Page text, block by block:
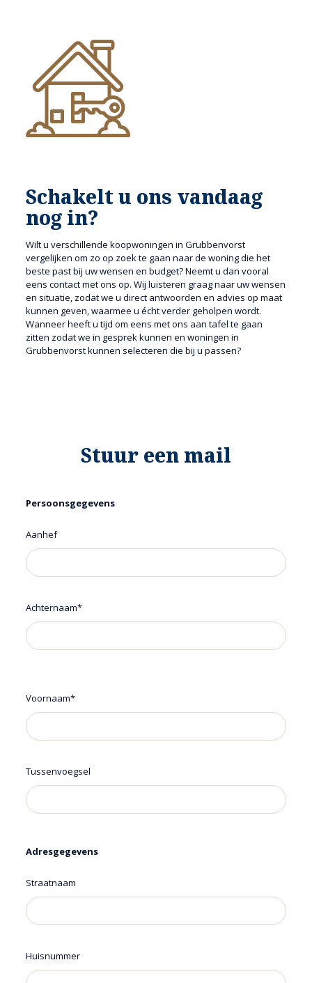
Schakelt u ons vandaag
nog in?
Wilt u verschillende koopwoningen in Grubbenvorst
vergelijken om zo op zoek te gaan naar de woning die het
beste past bij uw wensen en budget? Neemt u dan vooral
eens contact met ons op. Wij luisteren graag naar uw wensen
en situatie, zodat we u direct antwoorden en advies op maat
kunnen geven, waarmee u écht verder geholpen wordt.
Wanneer heeft u tijd om eens met ons aan tafel te gaan
zitten zodat we in gesprek kunnen en woningen in
Grubbenvorst kunnen selecteren die bij u passen?
Stuur een mail
Persoonsgegevens
Aanhef
Achternaam*
Voornaam*
Tussenvoegsel
Adresgegevens
Straatnaam
Huisnummer